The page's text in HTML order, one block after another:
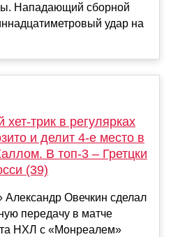
Нападающий сборной
удар на
трик в регулярках
и делит 4-е место в
В топ-3 – Гретцки
(39)
Александр Овечкин сделал
передачу в матче
НХЛ с «Монреалем»